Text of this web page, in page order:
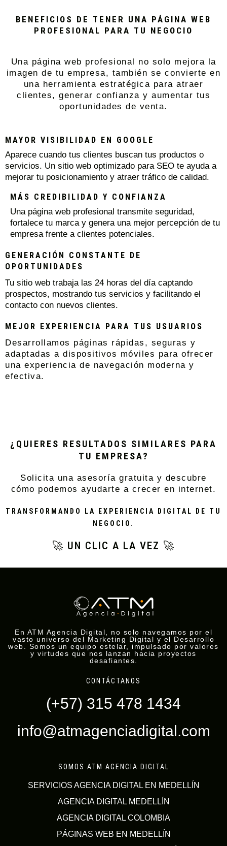
BENEFICIOS DE TENER UNA PÁGINA WEB
PROFESIONAL PARA TU NEGOCIO
Una página web profesional no solo mejora la
imagen de tu empresa, también se convierte en
una herramienta estratégica para atraer
clientes, generar confianza y aumentar tus
oportunidades de venta.
MAYOR VISIBILIDAD EN GOOGLE
Aparece cuando tus clientes buscan tus productos o
servicios. Un sitio web optimizado para SEO te ayuda a
mejorar tu posicionamiento y atraer tráfico de calidad.
MÁS CREDIBILIDAD Y CONFIANZA
Una página web profesional transmite seguridad,
fortalece tu marca y genera una mejor percepción de tu
empresa frente a clientes potenciales.
GENERACIÓN CONSTANTE DE
OPORTUNIDADES
Tu sitio web trabaja las 24 horas del día captando
prospectos, mostrando tus servicios y facilitando el
contacto con nuevos clientes.
MEJOR EXPERIENCIA PARA TUS USUARIOS
Desarrollamos páginas rápidas, seguras y
adaptadas a dispositivos móviles para ofrecer
una experiencia de navegación moderna y
efectiva.
¿QUIERES RESULTADOS SIMILARES PARA
TU EMPRESA?
Solicita una asesoría gratuita y descubre
cómo podemos ayudarte a crecer en internet.
TRANSFORMANDO LA EXPERIENCIA DIGITAL DE TU
NEGOCIO.
🚀 UN CLIC A LA VEZ 🚀
SOMOS ATM AGENCIA DIGITAL
SERVICIOS AGENCIA DIGITAL EN MEDELLÍN
AGENCIA DIGITAL MEDELLÍN
AGENCIA DIGITAL COLOMBIA
PÁGINAS WEB EN MEDELLÍN
CONTÁCTANOS
(+57) 315 478 1434
info@atmagenciadigital.com
En ATM Agencia Digital, no solo navegamos por el
vasto universo del Marketing Digital y el Desarrollo
web. Somos un equipo estelar, impulsado por valores
y virtudes que nos lanzan hacia proyectos
desafiantes.